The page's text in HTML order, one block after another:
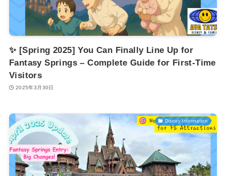
✨ [Spring 2025] You Can Finally Line Up for
Fantasy Springs – Complete Guide for First-Time
Visitors
2025年3月30日
Disney Information